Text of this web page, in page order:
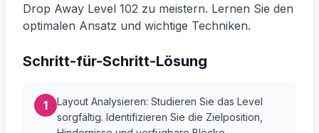
Drop Away Level 102 zu meistern. Lernen Sie den
optimalen Ansatz und wichtige Techniken.
Schritt-für-Schritt-Lösung
1
Layout Analysieren: Studieren Sie das Level
sorgfältig. Identifizieren Sie die Zielposition,